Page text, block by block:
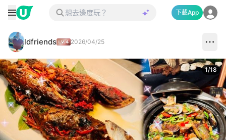
下載App
ldfriends 2026/04/25
1/18